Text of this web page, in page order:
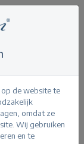
de website te
omdat ze
Wij gebruiken
en te